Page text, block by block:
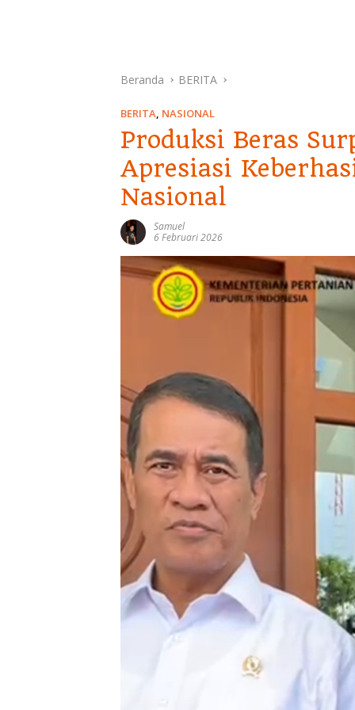
Beranda BERITA
BERITA, NASIONAL
Produksi Beras
Apresiasi
Nasional
Samuel
6 Februari 2026